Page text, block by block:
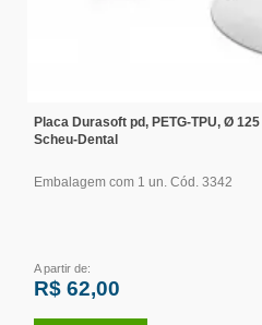
Placa Durasoft pd, PETG-TPU, Ø
Scheu-Dental
Embalagem com 1 un. Cód. 3342
A partir de:
R$ 62,00